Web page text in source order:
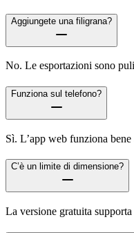
Aggiungete una filigrana?
No. Le esportazioni sono
Funziona sul telefono?
Sì. L’app web funziona
C’è un limite di dimensione?
La versione gratuita